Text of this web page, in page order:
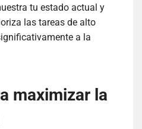
tu estado actual y
las tareas de alto
a la
maximizar la